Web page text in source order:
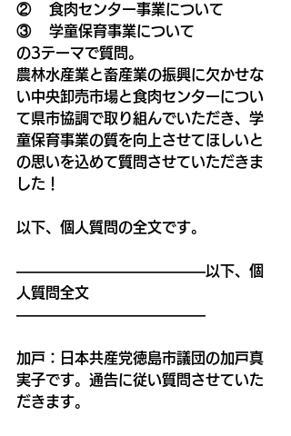
②    食肉センター事業について
③    学童保育事業について
の3テーマで質問。
農林水産業と畜産業の振興に欠かせな
い中央卸売市場と食肉センターについ
て県市協調で取り組んでいただき、学
童保育事業の質を向上させてほしいと
の思いを込めて質問させていただきま
した！
以下、個人質問の全文です。
―――――――――――――以下、個
人質問全文
―――――――――――――
加戸：日本共産党徳島市議団の加戸真
実子です。通告に従い質問させていた
だきます。